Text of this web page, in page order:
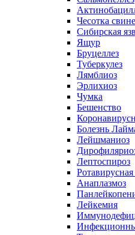
Чесотка
Сибирская
Ящур
Бруцеллез
Туберкулез
Лямблиоз
Эрлихиоз
Чумка
Бешенство
Болезнь
Лейшманиоз
Лептоспироз
Анаплазмоз
Лейкемия